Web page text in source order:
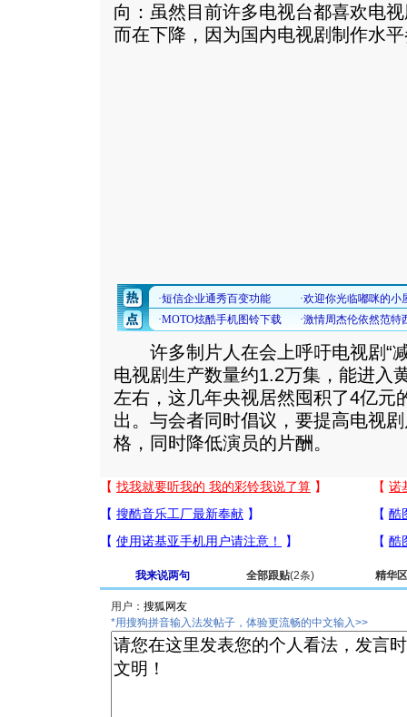
向：虽然目前许多电视台都喜欢电
而在下降，因为国内电视剧制作水
许多制片人在会上呼吁电视剧“
电视剧生产数量约1.2万集，能进入
左右，这几年央视居然囤积了4亿元
出。与会者同时倡议，要提高电视
格，同时降低演员的片酬。
我来说两句 全部跟贴(2条) 精华区
用户：
*用搜狗拼音输入法发帖子，体验更流畅的中文输入>>